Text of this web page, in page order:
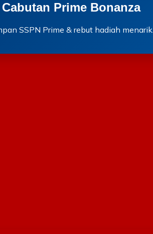
Cabutan Prime Bonanza
SSPN Prime & rebut hadiah menarik.